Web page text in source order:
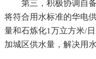
第三，积极协调自
将符合用水标准的华电
量和石炼化1万立方米/
加城区供水量，解决用水